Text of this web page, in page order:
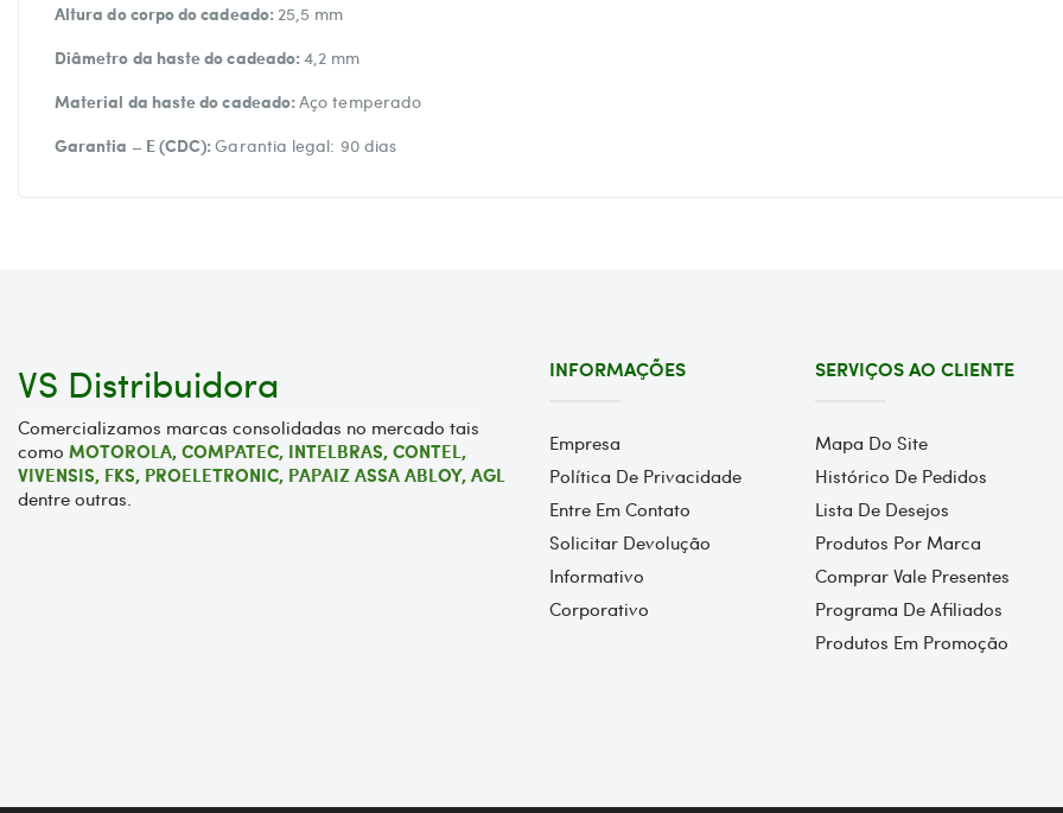
Altura do corpo do cadeado: 25,5 mm
Diâmetro da haste do cadeado:4,2 mm
Material da haste do cadeado:Aço temperado
Garantia – E (CDC):Garantia legal: 90 dias
VS Distribuidora
Comercializamos marcas consolidadas no mercado tais
como MOTOROLA,COMPATEC, INTELBRAS, CONTEL,
VIVENSIS, FKS, PROELETRONIC, PAPAIZ ASSA ABLOY, AGL
dentre outras.
INFORMAÇÕES
Empresa
Política De Privacidade
Entre Em Contato
Solicitar Devolução
Informativo
Corporativo
SERVIÇOS AO CLIENTE
Mapa Do Site
Histórico De Pedidos
Lista De Desejos
Produtos Por Marca
Comprar Vale Presentes
Programa De Afiliados
Produtos Em Promoção